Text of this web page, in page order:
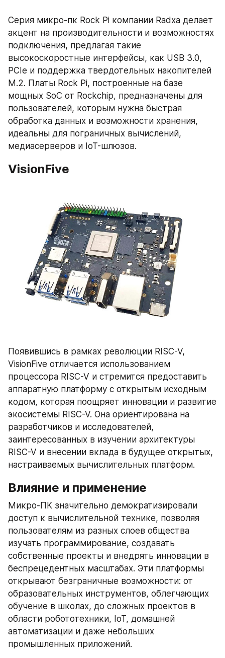
Серия микро-пк Rock Pi компании Radxa делает
акцент на производительности и возможностях
подключения, предлагая такие
высокоскоростные интерфейсы, как USB 3.0,
PCIe и поддержка твердотельных накопителей
M.2. Платы Rock Pi, построенные на базе
мощных SoC от Rockchip, предназначены для
пользователей, которым нужна быстрая
обработка данных и возможности хранения,
идеальны для пограничных вычислений,
медиасерверов и IoT-шлюзов.
VisionFive
Появившись в рамках революции RISC-V,
VisionFive отличается использованием
процессора RISC-V и стремится предоставить
аппаратную платформу с открытым исходным
кодом, которая поощряет инновации и развитие
экосистемы RISC-V. Она ориентирована на
разработчиков и исследователей,
заинтересованных в изучении архитектуры
RISC-V и внесении вклада в будущее открытых,
настраиваемых вычислительных платформ.
Влияние и применение
Микро-ПК значительно демократизировали
доступ к вычислительной технике, позволяя
пользователям из разных слоев общества
изучать программирование, создавать
собственные проекты и внедрять инновации в
беспрецедентных масштабах. Эти платформы
открывают безграничные возможности: от
образовательных инструментов, облегчающих
обучение в школах, до сложных проектов в
области робототехники, IoT, домашней
автоматизации и даже небольших
промышленных приложений.